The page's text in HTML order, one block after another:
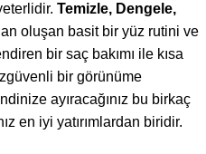
Temizle, Dengele,
oluşan basit bir yüz rutini ve
bir saç bakımı ile kısa
bir görünüme
ayıracağınız bu birkaç
en iyi yatırımlardan biridir.